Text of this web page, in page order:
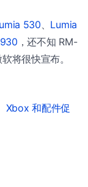
530、 Lumia
，还不知 RM-
将很快宣布。
Xbox 和配件促